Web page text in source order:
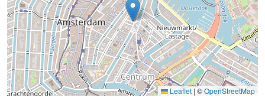
Leaflet |©OpenStreetMap